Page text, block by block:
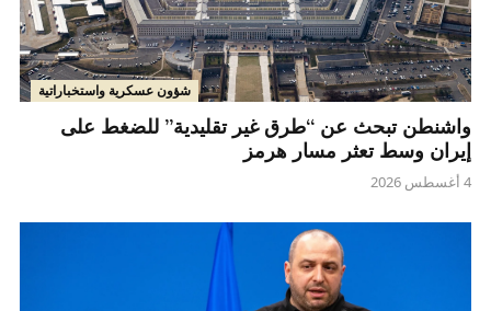
شؤون عسكرية واستخباراتية
واشنطن تبحث عن “طرق غير تقليدية” للضغط على
إيران وسط تعثر مسار هرمز
4 أغسطس 2026